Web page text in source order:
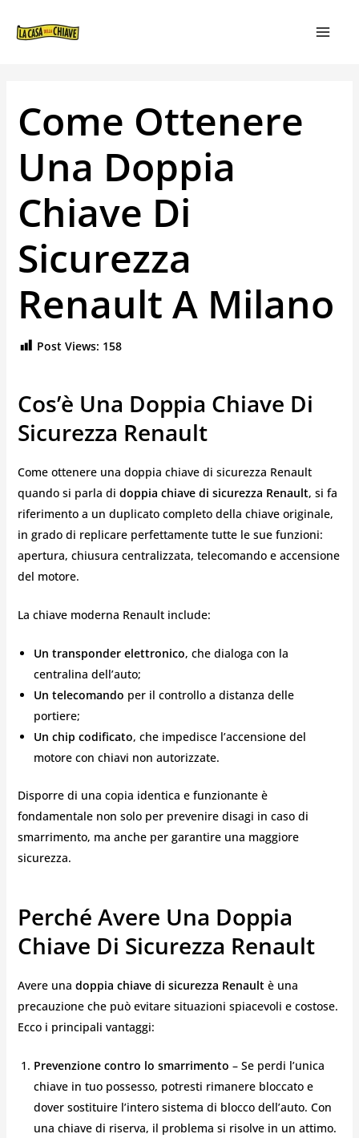
Come Ottenere
Una Doppia
Chiave Di
Sicurezza
Renault A Milano
Post Views: 158
Cos’è Una Doppia Chiave Di
Sicurezza Renault
Come ottenere una doppia chiave di sicurezza Renault
quando si parla di doppia chiave di sicurezza Renault, si fa
riferimento a un duplicato completo della chiave originale,
in grado di replicare perfettamente tutte le sue funzioni:
apertura, chiusura centralizzata, telecomando e accensione
del motore.
La chiave moderna Renault include:
Un transponder elettronico, che dialoga con la
centralina dell’auto;
Un telecomando per il controllo a distanza delle
portiere;
Un chip codificato, che impedisce l’accensione del
motore con chiavi non autorizzate.
Disporre di una copia identica e funzionante è
fondamentale non solo per prevenire disagi in caso di
smarrimento, ma anche per garantire una maggiore
sicurezza.
Perché Avere Una Doppia
Chiave Di Sicurezza Renault
Avere una doppia chiave di sicurezza Renaultè una
precauzione che può evitare situazioni spiacevoli e costose.
Ecco i principali vantaggi:
Prevenzione contro lo smarrimento – Se perdi l’unica
chiave in tuo possesso, potresti rimanere bloccato e
dover sostituire l’intero sistema di blocco dell’auto. Con
una chiave di riserva, il problema si risolve in un attimo.
ARTICOLI